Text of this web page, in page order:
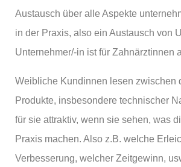
Austausch über alle Aspekte
in der Praxis, also ein Austausch von
Unternehmer/-in ist für Zahnärztinnen
Weibliche Kundinnen lesen zwischen
Produkte, insbesondere technischer
für sie attraktiv, wenn sie sehen, was
Praxis machen. Also z.B. welche
Verbesserung, welcher Zeitgewinn,